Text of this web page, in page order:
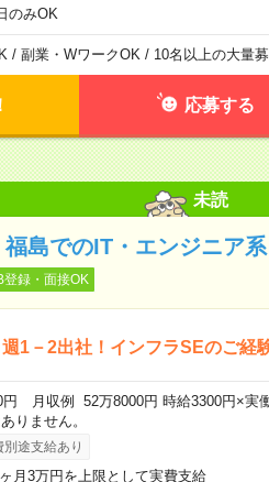
のみOK
/ 副業・WワークOK / 10名以上の大量
応募する
未読
福島でのIT・エンジニア系
登録・面接OK
1－2出社！インフラSEのご経
円 月収例 52万8000円 時給3300円×実
りません。
別途支給あり
月3万円を上限として実費支給